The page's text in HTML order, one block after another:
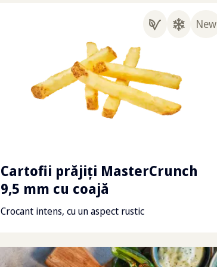
New
Cartofii prăjiţi MasterCrunch
9,5 mm cu coajă
Crocant intens, cu un aspect rustic